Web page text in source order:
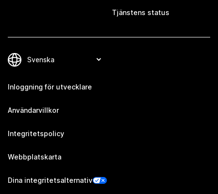
Tjänstens status
Inloggning för utvecklare
Användarvillkor
Integritetspolicy
Webbplatskarta
Dina integritetsalternativ